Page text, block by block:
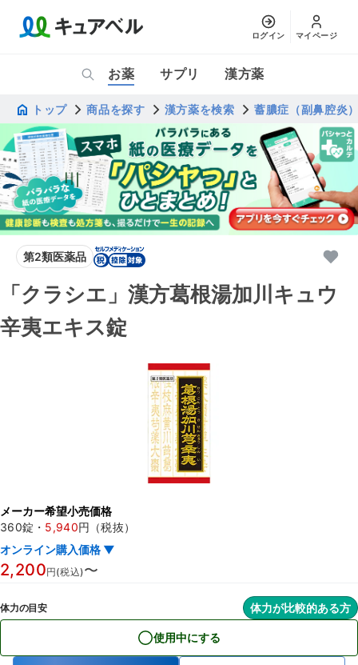
ログイン マイページ
お薬 サプリ 漢方薬
トップ 商品を探す 漢方薬を検索 蓄膿症（副鼻腔炎
第2類医薬品
「クラシエ」漢方葛根湯加川キュウ
辛夷エキス錠
メーカー希望小売価格
360錠 ・ 5,940円（税抜）
オンライン購入価格 ▼
2,200円(税込)〜
体力の目安 体力が比較的ある方
使用中にする